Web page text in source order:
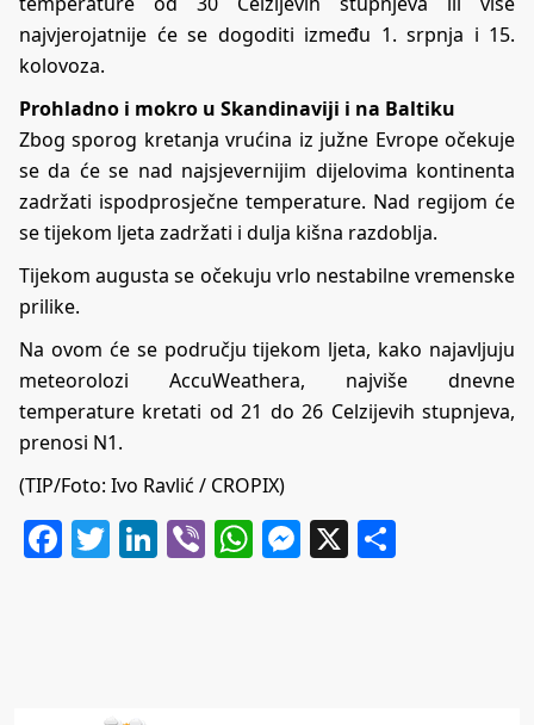
najvjerojatnije će se dogoditi između 1. srpnja i 15.
kolovoza.
Prohladno i mokro u Skandinaviji i na Baltiku
Zbog sporog kretanja vrućina iz južne Evrope očekuje
se da će se nad najsjevernijim dijelovima kontinenta
zadržati ispodprosječne temperature. Nad regijom će
se tijekom ljeta zadržati i dulja kišna razdoblja.
Tijekom augusta se očekuju vrlo nestabilne vremenske
prilike.
Na ovom će se području tijekom ljeta, kako najavljuju
meteorolozi AccuWeathera, najviše dnevne
temperature kretati od 21 do 26 Celzijevih stupnjeva,
prenosi N1.
(TIP/Foto: Ivo Ravlić / CROPIX)
Facebook
Twitter
LinkedIn
ViberWhatsApp
Messenger
X